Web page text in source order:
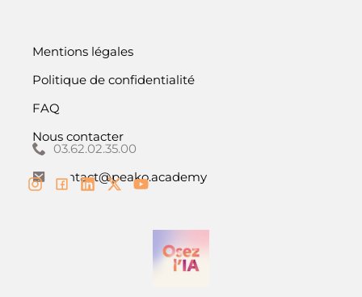
Mentions légales
Politique de confidentialité
FAQ
Nous contacter
03.62.02.35.00
contact@peako.academy